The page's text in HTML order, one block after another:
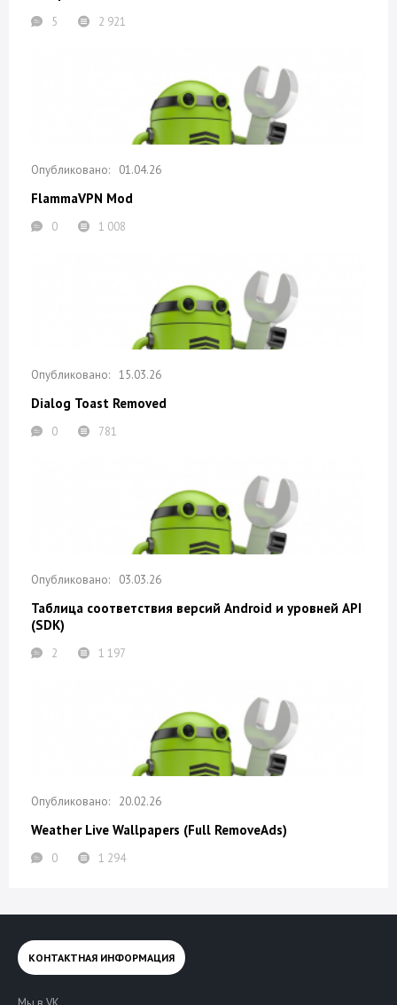
5 2 921
01.04.26
FlammaVPN Mod
0 1 008
15.03.26
Dialog Toast Removed
0 781
03.03.26
Таблица соответствия версий Android и уровней API
(SDK)
2 1 197
20.02.26
Weather Live Wallpapers (Full RemoveAds)
0 1 294
КОНТАКТНАЯ ИНФОРМАЦИЯ